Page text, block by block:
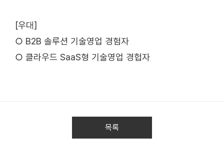
[우대]
○ B2B 솔루션 기술영업 경험자
○ 클라우드 SaaS형 기술영업 경헙자
목록